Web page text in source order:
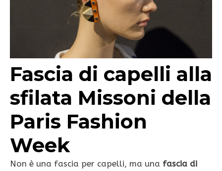
Fascia di capelli alla
sfilata Missoni della
Paris Fashion
Week
Non è una fascia per capelli, ma una fascia di